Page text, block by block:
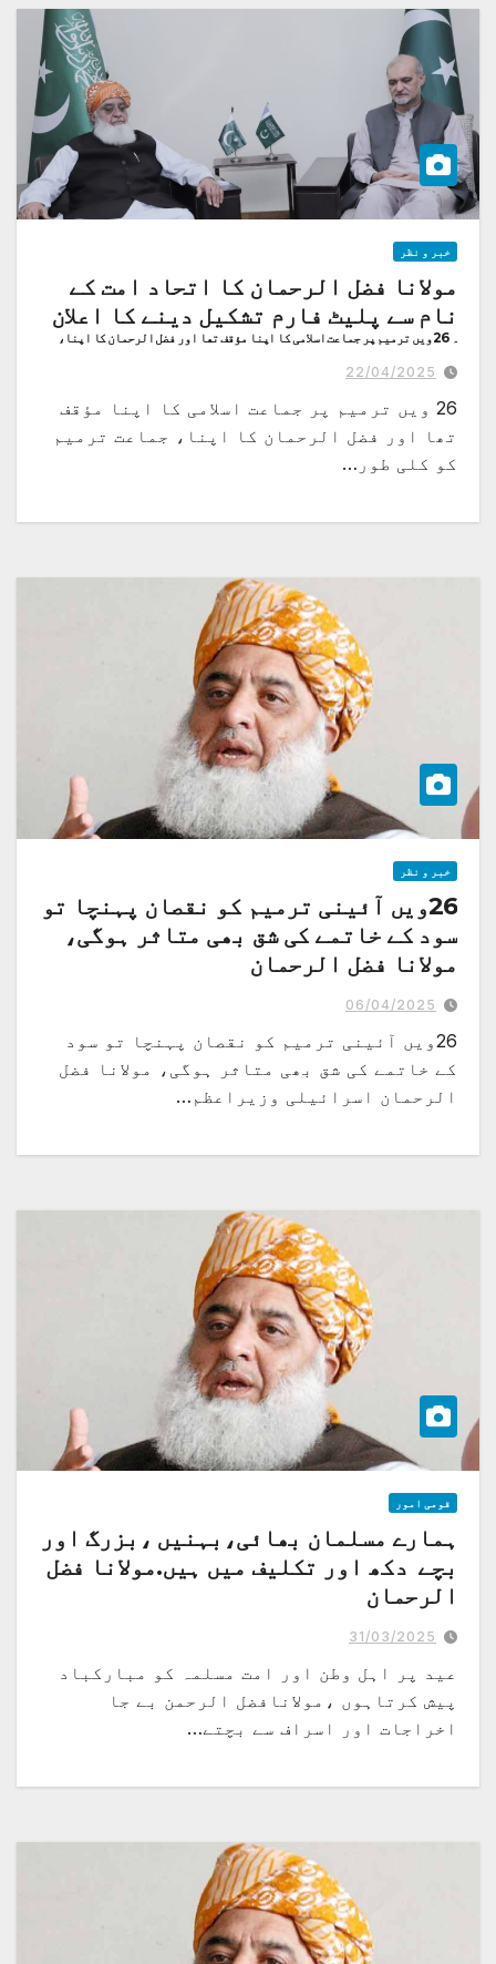
خبر و نظر
مولانا فضل الرحمان کا اتحاد امت کے
نام سے پلیٹ فارم تشکیل دینے کا اعلان
ہ 26 ویں ترمیم پر جماعت اسلامی کا اپنا مؤقف تھا اور فضل الرحمان کا اپنا،
22/04/2025
26 ویں ترمیم پر جماعت اسلامی کا اپنا مؤقف
تھا اور فضل الرحمان کا اپنا، جماعت ترمیم
کو کلی طور…
خبر و نظر
26ویں آئینی ترمیم کو نقصان پہنچا تو
سود کے خاتمے کی شق بھی متاثر ہوگی،
مولانا فضل الرحمان
استحکام پاکستان کانفرنس سے خطاب
06/04/2025
26ویں آئینی ترمیم کو نقصان پہنچا تو سود
کے خاتمے کی شق بھی متاثر ہوگی، مولانا فضل
الرحمان اسرائیلی وزیراعظم…
قومی امور
ہمارے مسلمان بھائی،بہنیں ،بزرگ اور
بچے دکھ اور تکلیف میں ہیں.مولانا فضل
الرحمان
...عید الفطر کے موقع پر پیغام
31/03/2025
عید پر اہل وطن اور امت مسلمہ کو مبارکباد
پیش کرتاہوں ،مولانافضل الرحمن بے جا
اخراجات اور اسراف سے بچتے…